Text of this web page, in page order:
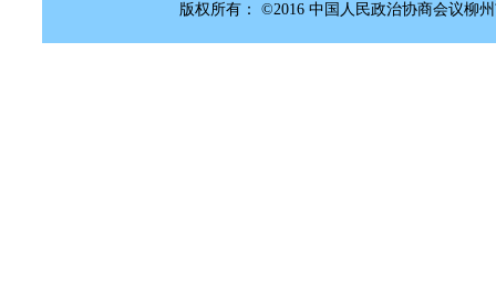
版权所有： ©2016 中国人民政治协